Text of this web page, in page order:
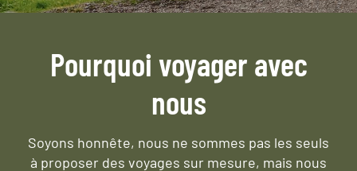
Pourquoi voyager avec
nous
Soyons honnête, nous ne sommes pas les seuls
à proposer des voyages sur mesure, mais nous